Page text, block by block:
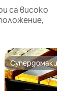
са високо
Супердомакин
Супердомакин